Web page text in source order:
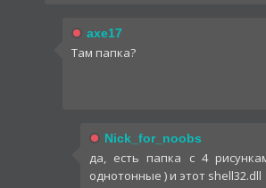
axe17
Там папка?
Nick_for_noobs
да, есть папка с 4
однотонные ) и этот shell32.dll